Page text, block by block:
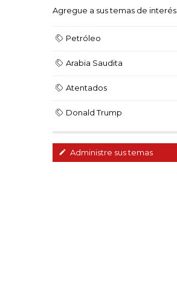
Agregue a sus temas de interés
Petróleo
Arabia Saudita
Atentados
Donald Trump
Administre sus temas